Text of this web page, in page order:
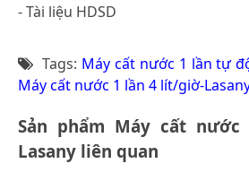
- Tài liệu HDSD
Tags: Máy cất nước 1 lần tự
Máy cất nước 1 lần 4 lít/giờ-
Sản phẩm Máy cất
Lasany liên quan